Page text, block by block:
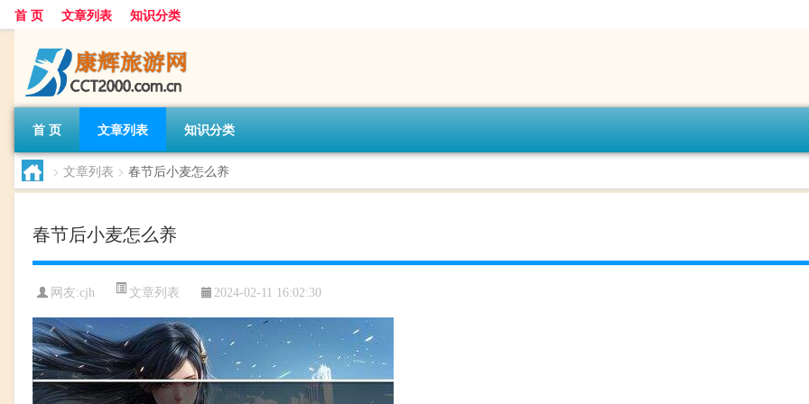
首 页 文章列表 知识分类
首 页 文章列表 知识分类
> 文章列表 > 春节后小麦怎么养
春节后小麦怎么养
网友:cjh 文章列表 2024-02-11 16:02:30